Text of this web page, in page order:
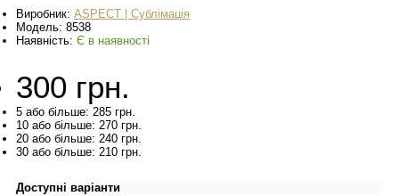
Виробник: ASPECT | Сублімація
Модель: 8538
Наявність: Є в наявності
300 грн.
5 або більше: 285 грн.
10 або більше: 270 грн.
20 або більше: 240 грн.
30 або більше: 210 грн.
Доступні варіанти